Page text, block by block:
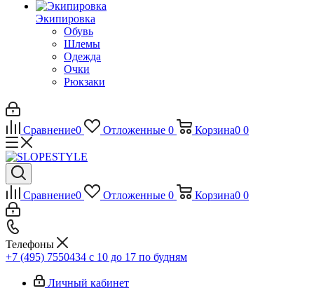
Экипировка
Обувь
Шлемы
Одежда
Очки
Рюкзаки
Сравнение0 Отложенные 0 Корзина0 0
Сравнение0 Отложенные 0 Корзина0 0
Телефоны
+7 (495) 7550434 с 10 до 17 по будням
Личный кабинет